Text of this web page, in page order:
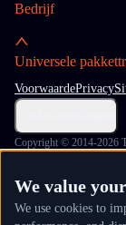
Bedrijf
Universele
VoorwaardePrivacy
Copyright © 2014-2026
We value
We use cookies to